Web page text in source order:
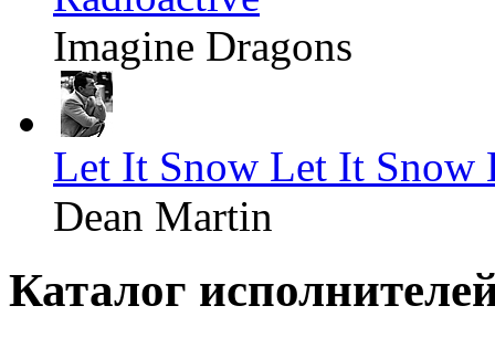
Imagine Dragons
Let It Snow Let It Snow
Dean Martin
Каталог